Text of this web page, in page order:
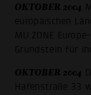
OKTOBER 2004
europäischen
MU:ZONE
Grundstein für
OKTOBER 2004
Hafenstraße 33